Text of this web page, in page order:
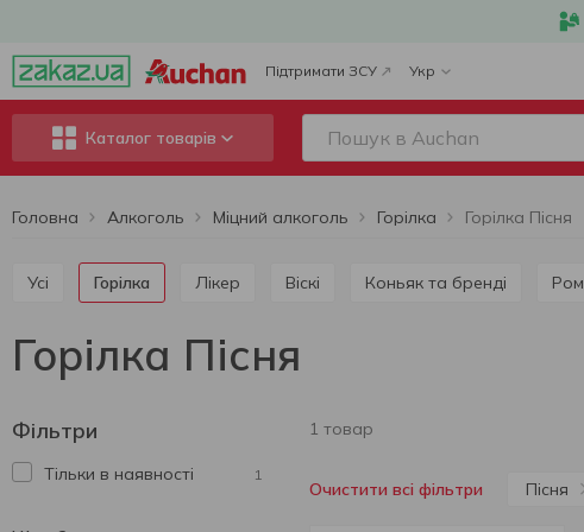
Підтримати ЗСУ Укр
Каталог товарів
Головна Алкоголь Міцний алкоголь Горілка Горілка Пісня
Усі Горілка Лікер Віскі Коньяк та бренді Ром
Горілка Пісня
Фільтри
Тільки в наявності 1
1 товар
Очистити всі фільтри Пісня